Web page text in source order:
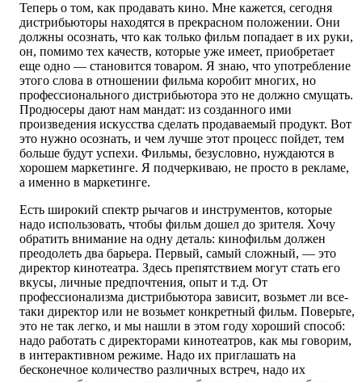
Теперь о том, как продавать кино. Мне кажется, сегодня
дистрибьюторы находятся в прекрасном положении. Они
должны осознать, что как только фильм попадает в их руки,
он, помимо тех качеств, которые уже имеет, приобретает
еще одно — становится товаром. Я знаю, что употребление
этого слова в отношении фильма коробит многих, но
профессионального дистрибьютора это не должно смущать.
Продюсеры дают нам мандат: из созданного ими
произведения искусства сделать продаваемый продукт. Вот
это нужно осознать, и чем лучше этот процесс пойдет, тем
больше будут успехи. Фильмы, безусловно, нуждаются в
хорошем маркетинге. Я подчеркиваю, не просто в рекламе,
а именно в маркетинге.
Есть широкий спектр рычагов и инструментов, которые
надо использовать, чтобы фильм дошел до зрителя. Хочу
обратить внимание на одну деталь: кинофильм должен
преодолеть два барьера. Первый, самый сложный, — это
директор кинотеатра. Здесь препятствием могут стать его
вкусы, личные предпочтения, опыт и т.д. От
профессионализма дистрибьютора зависит, возьмет ли все-
таки директор или не возьмет конкретный фильм. Поверьте,
это не так легко, и мы нашли в этом году хороший способ:
надо работать с директорами кинотеатров, как мы говорим,
в интерактивном режиме. Надо их приглашать на
бесконечное количество различных встреч, надо их